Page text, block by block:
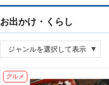
お出かけ・くらし
グルメ